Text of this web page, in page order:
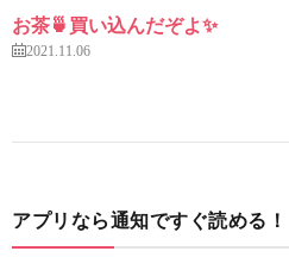
お茶🍵買い込んだぞよ✨
2021.11.06
アプリなら通知ですぐ読める！